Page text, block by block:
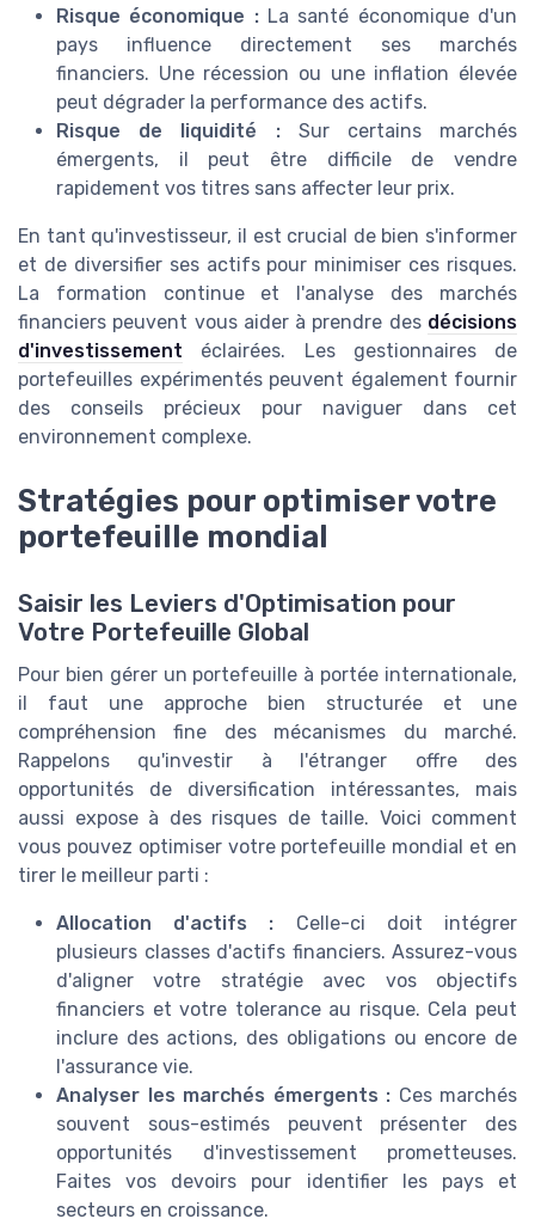
Risque économique :La santé économique d'un
pays influence directement ses marchés
financiers. Une récession ou une inflation élevée
peut dégrader la performance des actifs.
Risque de liquidité :Sur certains marchés
émergents, il peut être difficile de vendre
rapidement vos titres sans affecter leur prix.
En tant qu'investisseur, il est crucial de bien s'informer
et de diversifier ses actifs pour minimiser ces risques.
La formation continue et l'analyse des marchés
financiers peuvent vous aider à prendre des décisions
d'investissement éclairées. Les gestionnaires de
portefeuilles expérimentés peuvent également fournir
des conseils précieux pour naviguer dans cet
environnement complexe.
Stratégies pour optimiser votre
portefeuille mondial
Saisir les Leviers d'Optimisation pour
Votre Portefeuille Global
Pour bien gérer un portefeuille à portée internationale,
il faut une approche bien structurée et une
compréhension fine des mécanismes du marché.
Rappelons qu'investir à l'étranger offre des
opportunités de diversification intéressantes, mais
aussi expose à des risques de taille. Voici comment
vous pouvez optimiser votre portefeuille mondial et en
tirer le meilleur parti :
Allocation d'actifs : Celle-ci doit intégrer
plusieurs classes d'actifs financiers. Assurez-vous
d'aligner votre stratégie avec vos objectifs
financiers et votre tolerance au risque. Cela peut
inclure des actions, des obligations ou encore de
l'assurance vie.
Analyser les marchés émergents : Ces marchés
souvent sous-estimés peuvent présenter des
opportunités d'investissement prometteuses.
Faites vos devoirs pour identifier les pays et
secteurs en croissance.